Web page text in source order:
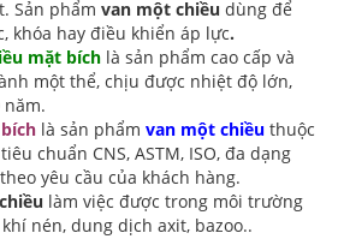
Sản phẩm van một chiều dùng để
khóa hay điều khiển áp lực.
mặt bích là sản phẩm cao cấp và
một thể, chịu được nhiệt độ lớn,
là sản phẩm van một chiều thuộc
chuẩn CNS, ASTM, ISO, đa dạng
yêu cầu của khách hàng.
làm việc được trong môi trường
nén, dung dịch axit, bazoo..